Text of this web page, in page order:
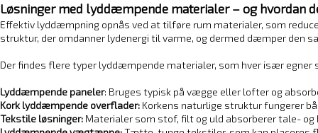
Løsninger med lyddæmpende materialer – og hvordan
Effektiv lyddæmpning opnås ved at tilføre rum materialer, som
struktur, der omdanner lydenergi til varme, og dermed dæmper den
Der findes flere typer lyddæmpende materialer, som hver især
Lyddæmpende paneler: Bruges typisk på vægge eller lofter og
Kork lyddæmpende overflader: Korkens naturlige struktur fungerer
Tekstile løsninger: Materialer som stof, filt og uld absorberer tale-